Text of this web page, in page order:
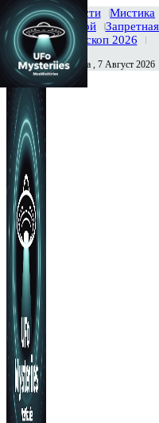
Главная Новости Мистика
Тайны вселенной
История
Гороскоп 2026
Сегодня Пятница , 7 Август 2026